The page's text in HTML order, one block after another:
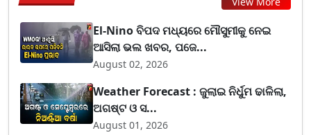
El-Nino ବିପଦ ମଧ୍ୟରେ ମୌସୁମୀକୁ ନେଇ
ଆସିଲା ଭଲ ଖବର, ପଜେ...
August 02, 2026
Weather Forecast : ଜୁଲାଇ ନିର୍ଧୁମ ଢାଳିଲା,
ଅଗଷ୍ଟ ଓ ସ...
August 01, 2026